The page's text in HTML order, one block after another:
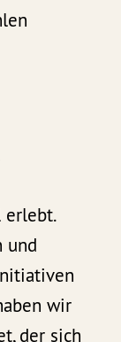
erlebt.
und
wir
der sich